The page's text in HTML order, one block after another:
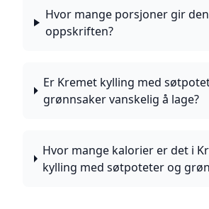
Hvor mange porsjoner gir
oppskriften?
Er Kremet kylling med
grønnsaker vanskelig å lage?
Hvor mange kalorier er det i
kylling med søtpoteter og